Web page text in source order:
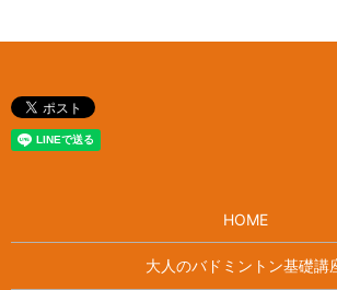
HOME
大人のバドミントン基礎講